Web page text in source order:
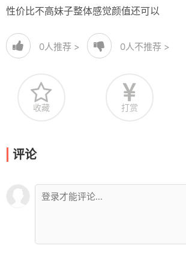
性价比不高妹子整体感觉颜值还可以
0人推荐 > 0人不推荐 >
收藏 打赏
评论